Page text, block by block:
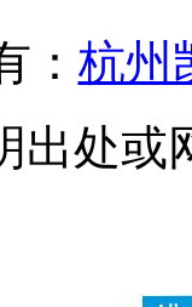
： 杭州
出处或